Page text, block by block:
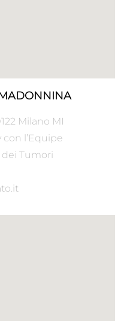
Milano MI
con l’Equipe
dei Tumori